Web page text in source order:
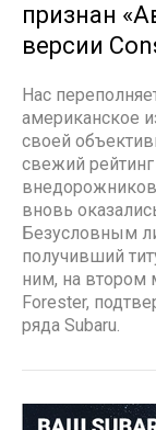
признан
версии
Нас
американское
своей
свежий
вновь
Безусловным
получивший
ним, на втором
Forester,
ряда Subaru.